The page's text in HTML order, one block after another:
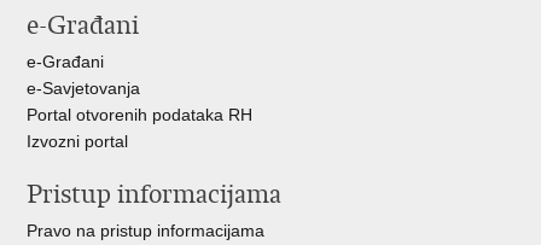
FacebookuTwitteru
e-Građani
e-Građani
e-Savjetovanja
Portal otvorenih podataka RH
Izvozni portal
Pristup informacijama
Pravo na pristup informacijama